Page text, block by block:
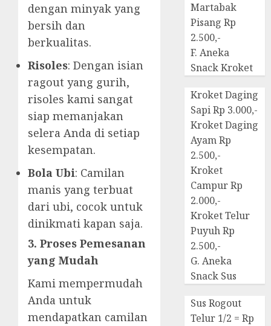
dengan minyak yang
bersih dan
berkualitas.
Risoles: Dengan isian
ragout yang gurih,
risoles kami sangat
siap memanjakan
selera Anda di setiap
kesempatan.
Bola Ubi: Camilan
manis yang terbuat
dari ubi, cocok untuk
dinikmati kapan saja.
3. Proses Pemesanan
yang Mudah
Kami mempermudah
Anda untuk
mendapatkan camilan
Martabak
Pisang Rp
2.500,-
F. Aneka
Snack Kroket
Kroket Daging
Sapi Rp 3.000,-
Kroket Daging
Ayam Rp
2.500,-
Kroket
Campur Rp
2.000,-
Kroket Telur
Puyuh Rp
2.500,-
G. Aneka
Snack Sus
Sus Rogout
Telur 1/2 = Rp